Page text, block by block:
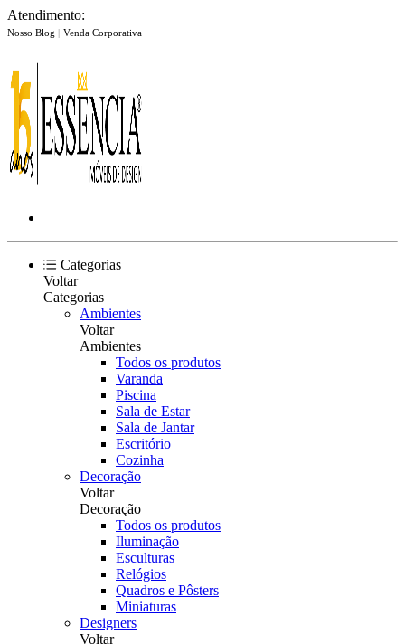
Atendimento:
Nosso Blog | Venda Corporativa
Categorias
Voltar
Categorias
Ambientes
Voltar
Ambientes
Todos os produtos
Varanda
Piscina
Sala de Estar
Sala de Jantar
Escritório
Cozinha
Decoração
Voltar
Decoração
Todos os produtos
Iluminação
Esculturas
Relógios
Quadros e Pôsters
Miniaturas
Designers
Voltar